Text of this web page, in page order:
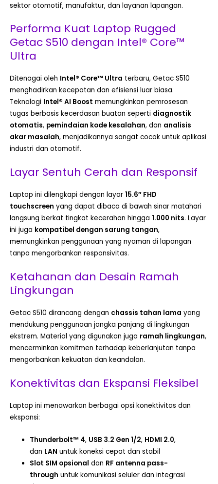
sektor otomotif, manufaktur, dan layanan lapangan.
Performa Kuat Laptop Rugged
Getac S510 dengan Intel® Core™
Ultra
Ditenagai oleh Intel® Core™ Ultra terbaru, Getac S510
menghadirkan kecepatan dan efisiensi luar biasa.
Teknologi Intel® AI Boost memungkinkan pemrosesan
tugas berbasis kecerdasan buatan seperti diagnostik
otomatis, pemindaian kode kesalahan, dan analisis
akar masalah, menjadikannya sangat cocok untuk aplikasi
industri dan otomotif.
Layar Sentuh Cerah dan Responsif
Laptop ini dilengkapi dengan layar 15.6″ FHD
touchscreen yang dapat dibaca di bawah sinar matahari
langsung berkat tingkat kecerahan hingga 1.000 nits. Layar
ini juga kompatibel dengan sarung tangan,
memungkinkan penggunaan yang nyaman di lapangan
tanpa mengorbankan responsivitas.
Ketahanan dan Desain Ramah
Lingkungan
Getac S510 dirancang dengan chassis tahan lama yang
mendukung penggunaan jangka panjang di lingkungan
ekstrem. Material yang digunakan juga ramah lingkungan,
mencerminkan komitmen terhadap keberlanjutan tanpa
mengorbankan kekuatan dan keandalan.
Konektivitas dan Ekspansi Fleksibel
Laptop ini menawarkan berbagai opsi konektivitas dan
ekspansi:
Thunderbolt™ 4, USB 3.2 Gen 1/2, HDMI 2.0,
dan LAN untuk koneksi cepat dan stabil
Slot SIM opsional dan RF antenna pass-
through untuk komunikasi seluler dan integrasi